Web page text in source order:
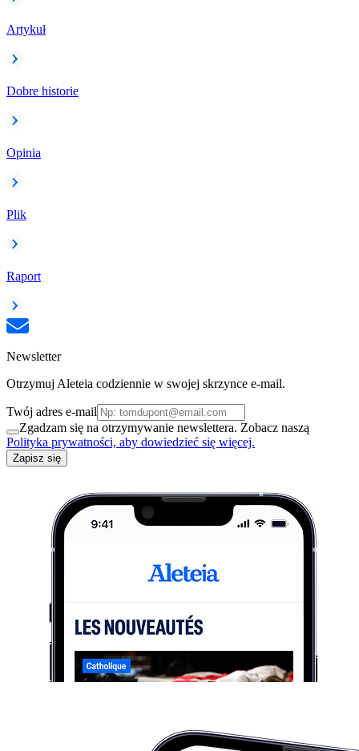
Artykuł
Dobre historie
Opinia
Plik
Raport
Newsletter
Otrzymuj Aleteia codziennie w swojej skrzynce e-mail.
Twój adres e-mail
Zgadzam się na otrzymywanie newslettera. Zobacz naszą
Polityka prywatności, aby dowiedzieć się więcej.
Zapisz się